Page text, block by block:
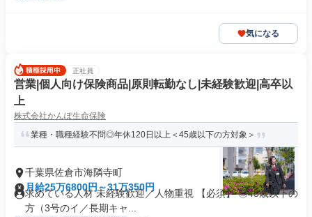
気になる
正社員
営業|個人向け保険商品|原則転勤なし|未経験歓迎|高卒以
上
株式会社かんぽ生命保険
業種・職種経験不問◎年休120日以上＜45歳以下の方対象＞
千葉県佐倉市海隣寺町
月給25万6800円～31万350円
求めている人材 未経験歓迎／人物重視 【必須】 ◎45歳以下の
方（3号のイ／長期キャ...